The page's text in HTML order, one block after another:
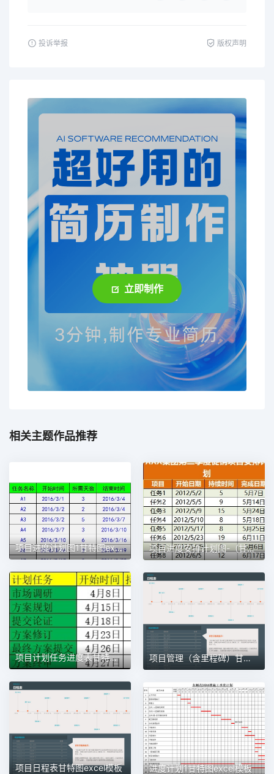
投诉举报 版权声明
立即制作
相关主题作品推荐
项目进度计划图1甘特图excel模板 项目进度安排计划图-（甘特图）1甘特图excel模板
项目计划任务进度表甘特图1甘特图excel模板 项目管理（含里程碑）甘特图excel模板
项目日程表甘特图excel模板 进度计划1甘特图excel模板